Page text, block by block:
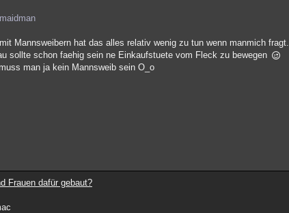
Mannsweibern hat das alles relativ wenig zu tun wenn manmich fragt.
sollte schon faehig sein ne Einkaufstuete vom Fleck zu bewegen
man ja kein Mannsweib sein O_o
Frauen dafür gebaut?